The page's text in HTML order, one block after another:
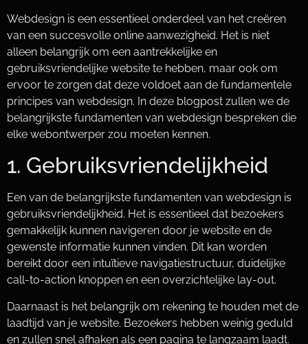
Webdesign is een essentieel onderdeel van het creëren
van een succesvolle online aanwezigheid. Het is niet
alleen belangrijk om een aantrekkelijke en
gebruiksvriendelijke website te hebben, maar ook om
ervoor te zorgen dat deze voldoet aan de fundamentele
principes van webdesign. In deze blogpost zullen we de
belangrijkste fundamenten van webdesign bespreken die
elke webontwerper zou moeten kennen.
1. Gebruiksvriendelijkheid
Een van de belangrijkste fundamenten van webdesign is
gebruiksvriendelijkheid. Het is essentieel dat bezoekers
gemakkelijk kunnen navigeren door je website en de
gewenste informatie kunnen vinden. Dit kan worden
bereikt door een intuïtieve navigatiestructuur, duidelijke
call-to-action knoppen en een overzichtelijke lay-out.
Daarnaast is het belangrijk om rekening te houden met de
laadtijd van je website. Bezoekers hebben weinig geduld
en zullen snel afhaken als een pagina te langzaam laadt.